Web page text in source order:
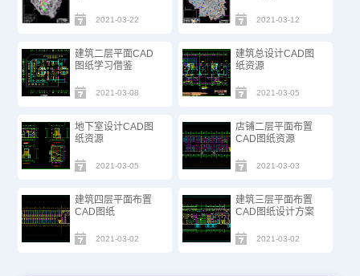
2021-03-22 2021-03-12
建筑二层平面CAD
图纸学习借鉴
2021-03-08
建筑总设计CAD图
纸资源
2021-03-05
地下室设计CAD图
纸​资源
2021-03-05
店铺二层平面布置
CAD图纸资源
2021-03-03
建筑四层平面布置
CAD图纸
2021-03-02
建筑三层平面布置
CAD图纸​设计方案
2021-03-02